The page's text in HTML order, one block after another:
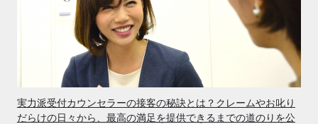
実力派受付カウンセラーの接客の秘訣とは？クレームやお叱り
だらけの日々から、最高の満足を提供できるまでの道のりを公